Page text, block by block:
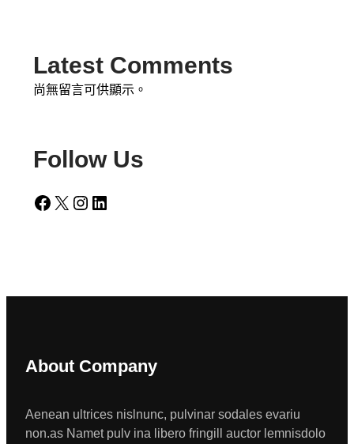
Latest Comments
尚無留言可供顯示。
Follow Us
Facebook X Instagram LinkedIn
About Company
Aenean ultrices nislnunc, pulvinar sodales evariu
non.as Namet pulv ina libero fringill auctor lemnisdolo